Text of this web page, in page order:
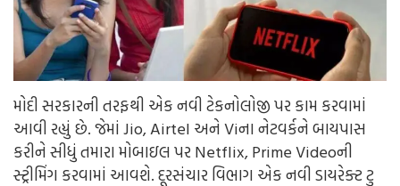
મોદી સરકારની તરફથી એક નવી ટેકનોલોજી પર કામ કરવામાં
આવી રહ્યું છે. જેમાં Jio, Airtel અને Viના નેટવર્કને બાયપાસ
કરીને સીધું તમારા મોબાઇલ પર Netflix, Prime Videoની
સ્ટ્રીમિંગ કરવામાં આવશે.દૂરસંચાર વિભાગ એક નવી ડાયરેક્ટ ટુ